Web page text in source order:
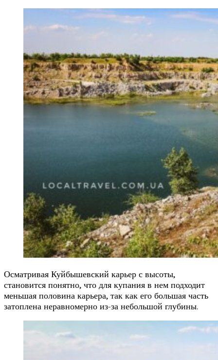
Осматривая Куйбышевский карьер с высоты,
становится понятно, что для купания в нем подходит
меньшая половина карьера, так как его большая часть
затоплена неравномерно из-за небольшой глубины.